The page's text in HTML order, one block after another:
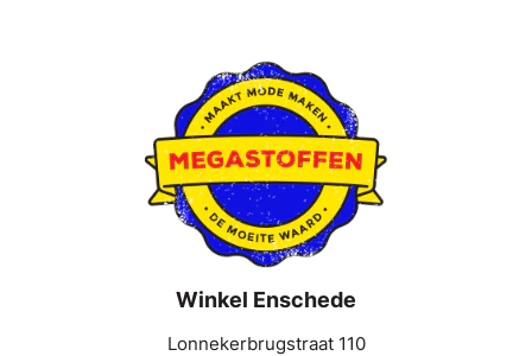
Winkel Enschede
Lonnekerbrugstraat 110